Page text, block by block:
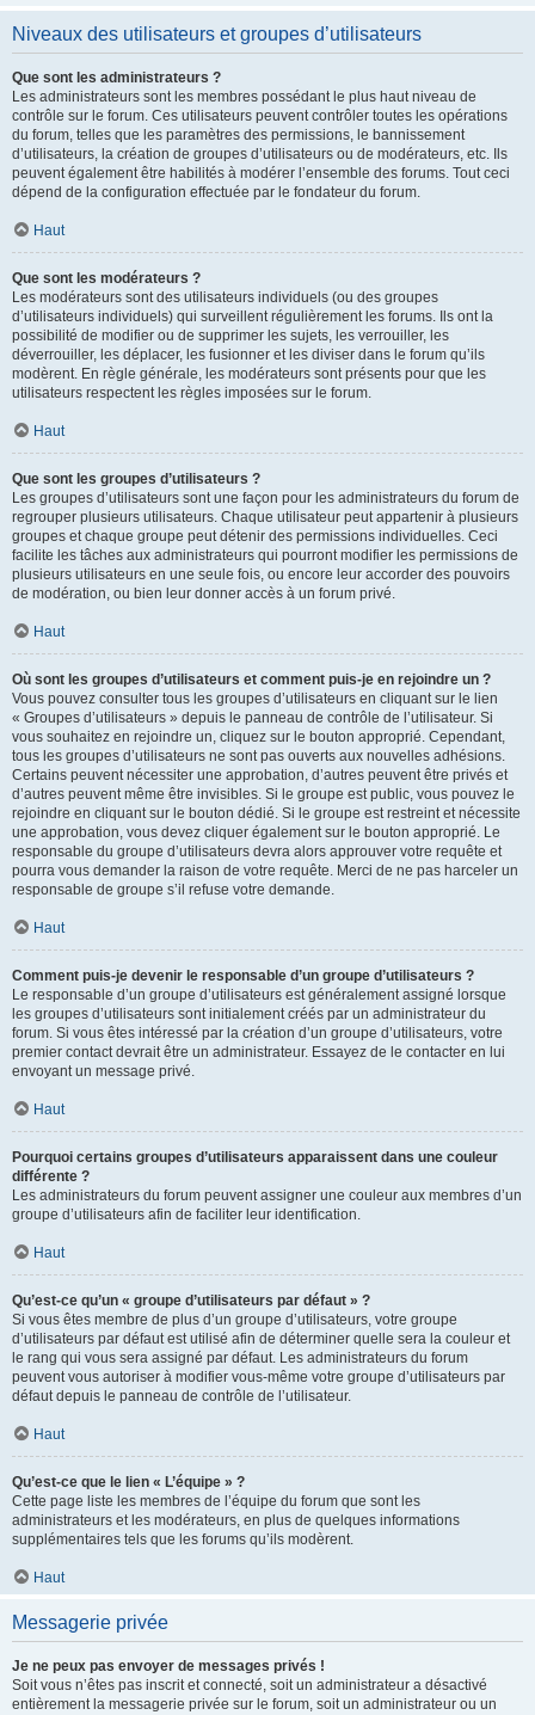
Niveaux des utilisateurs et groupes d’utilisateurs
Que sont les administrateurs ?
Les administrateurs sont les membres possédant le plus haut niveau de
contrôle sur le forum. Ces utilisateurs peuvent contrôler toutes les opérations
du forum, telles que les paramètres des permissions, le bannissement
d’utilisateurs, la création de groupes d’utilisateurs ou de modérateurs, etc. Ils
peuvent également être habilités à modérer l’ensemble des forums. Tout ceci
dépend de la configuration effectuée par le fondateur du forum.
Haut
Que sont les modérateurs ?
Les modérateurs sont des utilisateurs individuels (ou des groupes
d’utilisateurs individuels) qui surveillent régulièrement les forums. Ils ont la
possibilité de modifier ou de supprimer les sujets, les verrouiller, les
déverrouiller, les déplacer, les fusionner et les diviser dans le forum qu’ils
modèrent. En règle générale, les modérateurs sont présents pour que les
utilisateurs respectent les règles imposées sur le forum.
Haut
Que sont les groupes d’utilisateurs ?
Les groupes d’utilisateurs sont une façon pour les administrateurs du forum de
regrouper plusieurs utilisateurs. Chaque utilisateur peut appartenir à plusieurs
groupes et chaque groupe peut détenir des permissions individuelles. Ceci
facilite les tâches aux administrateurs qui pourront modifier les permissions de
plusieurs utilisateurs en une seule fois, ou encore leur accorder des pouvoirs
de modération, ou bien leur donner accès à un forum privé.
Haut
Où sont les groupes d’utilisateurs et comment puis-je en rejoindre un ?
Vous pouvez consulter tous les groupes d’utilisateurs en cliquant sur le lien
« Groupes d’utilisateurs » depuis le panneau de contrôle de l’utilisateur. Si
vous souhaitez en rejoindre un, cliquez sur le bouton approprié. Cependant,
tous les groupes d’utilisateurs ne sont pas ouverts aux nouvelles adhésions.
Certains peuvent nécessiter une approbation, d’autres peuvent être privés et
d’autres peuvent même être invisibles. Si le groupe est public, vous pouvez le
rejoindre en cliquant sur le bouton dédié. Si le groupe est restreint et nécessite
une approbation, vous devez cliquer également sur le bouton approprié. Le
responsable du groupe d’utilisateurs devra alors approuver votre requête et
pourra vous demander la raison de votre requête. Merci de ne pas harceler un
responsable de groupe s’il refuse votre demande.
Haut
Comment puis-je devenir le responsable d’un groupe d’utilisateurs ?
Le responsable d’un groupe d’utilisateurs est généralement assigné lorsque
les groupes d’utilisateurs sont initialement créés par un administrateur du
forum. Si vous êtes intéressé par la création d’un groupe d’utilisateurs, votre
premier contact devrait être un administrateur. Essayez de le contacter en lui
envoyant un message privé.
Haut
Pourquoi certains groupes d’utilisateurs apparaissent dans une couleur
différente ?
Les administrateurs du forum peuvent assigner une couleur aux membres d’un
groupe d’utilisateurs afin de faciliter leur identification.
Haut
Qu’est-ce qu’un « groupe d’utilisateurs par défaut » ?
Si vous êtes membre de plus d’un groupe d’utilisateurs, votre groupe
d’utilisateurs par défaut est utilisé afin de déterminer quelle sera la couleur et
le rang qui vous sera assigné par défaut. Les administrateurs du forum
peuvent vous autoriser à modifier vous-même votre groupe d’utilisateurs par
défaut depuis le panneau de contrôle de l’utilisateur.
Haut
Qu’est-ce que le lien « L’équipe » ?
Cette page liste les membres de l’équipe du forum que sont les
administrateurs et les modérateurs, en plus de quelques informations
supplémentaires tels que les forums qu’ils modèrent.
Haut
Messagerie privée
Je ne peux pas envoyer de messages privés !
Soit vous n’êtes pas inscrit et connecté, soit un administrateur a désactivé
entièrement la messagerie privée sur le forum, soit un administrateur ou un